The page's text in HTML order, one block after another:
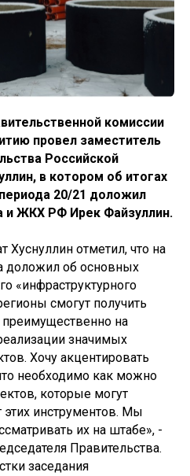
комиссии
провел заместитель
Российской
в котором об итогах
20/21 доложил
и ЖКХ РФ Ирек Файзуллин.
Хуснуллин отметил, что на
доложил об основных
«инфраструктурного
смогут получить
на
значимых
Хочу акцентировать
необходимо как можно
которые могут
этих инструментов. Мы
их на штабе», -
Правительства.
заседания